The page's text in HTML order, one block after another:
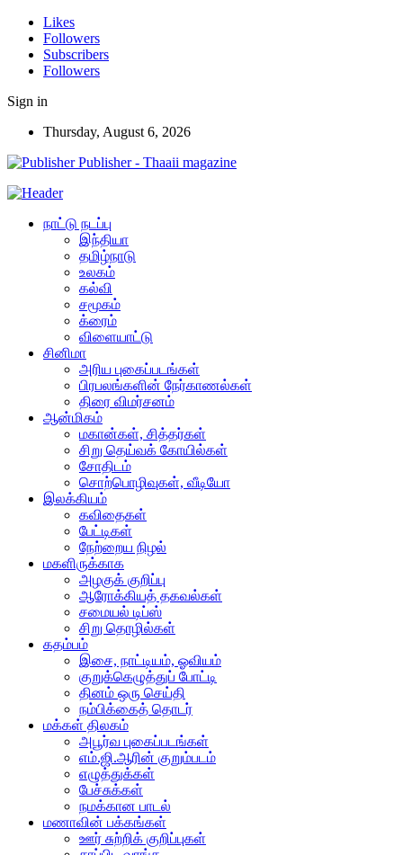
Likes
Followers
Subscribers
Followers
Sign in
Thursday, August 6, 2026
Publisher - Thaaii magazine
நாட்டு நடப்பு
இந்தியா
தமிழ்நாடு
உலகம்
கல்வி
சமூகம்
க்ரைம்
விளையாட்டு
சினிமா
அரிய புகைப்படங்கள்
பிரபலங்களின் நேர்காணல்கள்
திரை விமர்சனம்
ஆன்மிகம்
மகான்கள், சித்தர்கள்
சிறு தெய்வக் கோயில்கள்
சோதிடம்
சொற்பொழிவுகள், வீடியோ
இலக்கியம்
கவிதைகள்
பேட்டிகள்
நேற்றைய நிழல்
மகளிருக்காக
அழகுக் குறிப்பு
ஆரோக்கியத் தகவல்கள்
சமையல் டிப்ஸ்
சிறு தொழில்கள்
கதம்பம்
இசை, நாட்டியம், ஓவியம்
குறுக்கெழுத்துப் போட்டி
தினம் ஒரு செய்தி
நம்பிக்கைத் தொடர்
மக்கள் திலகம்
அபூர்வ புகைப்படங்கள்
எம்.ஜி.ஆரின் குறும்படம்
எழுத்துக்கள்
பேச்சுக்கள்
நமக்கான பாடல்
மணாவின் பக்கங்கள்
ஊர் சுற்றிக் குறிப்புகள்